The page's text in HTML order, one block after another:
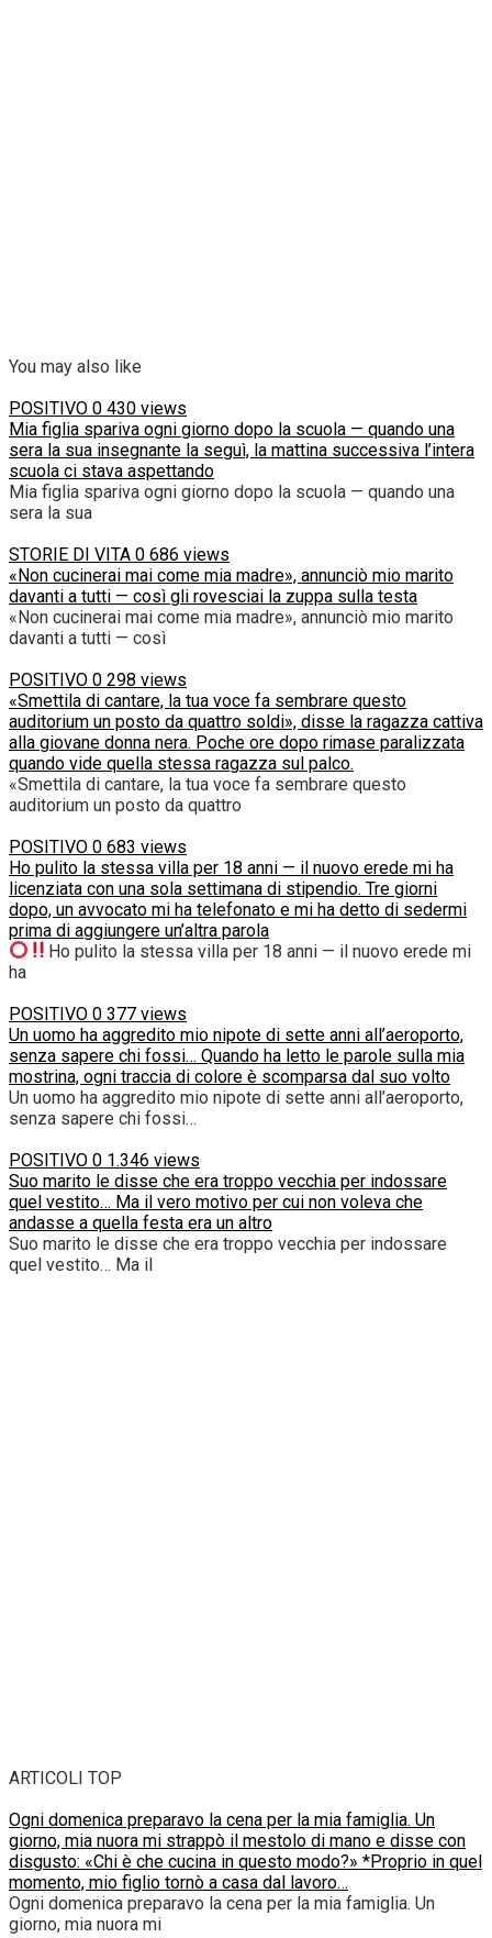
You may also like
POSITIVO 0 430 views
Mia figlia spariva ogni giorno dopo la scuola — quando una
sera la sua insegnante la seguì, la mattina successiva l’intera
scuola ci stava aspettando
Mia figlia spariva ogni giorno dopo la scuola — quando una
sera la sua
STORIE DI VITA 0 686 views
«Non cucinerai mai come mia madre», annunciò mio marito
davanti a tutti — così gli rovesciai la zuppa sulla testa
«Non cucinerai mai come mia madre», annunciò mio marito
davanti a tutti — così
POSITIVO 0 298 views
«Smettila di cantare, la tua voce fa sembrare questo
auditorium un posto da quattro soldi», disse la ragazza cattiva
alla giovane donna nera. Poche ore dopo rimase paralizzata
quando vide quella stessa ragazza sul palco.
«Smettila di cantare, la tua voce fa sembrare questo
auditorium un posto da quattro
POSITIVO 0 683 views
Ho pulito la stessa villa per 18 anni — il nuovo erede mi ha
licenziata con una sola settimana di stipendio. Tre giorni
dopo, un avvocato mi ha telefonato e mi ha detto di sedermi
prima di aggiungere un’altra parola
Ho pulito la stessa villa per 18 anni — il nuovo erede mi
ha
POSITIVO 0 377 views
Un uomo ha aggredito mio nipote di sette anni all’aeroporto,
senza sapere chi fossi… Quando ha letto le parole sulla mia
mostrina, ogni traccia di colore è scomparsa dal suo volto
Un uomo ha aggredito mio nipote di sette anni all’aeroporto,
senza sapere chi fossi…
POSITIVO 0 1.346 views
Suo marito le disse che era troppo vecchia per indossare
quel vestito… Ma il vero motivo per cui non voleva che
andasse a quella festa era un altro
Suo marito le disse che era troppo vecchia per indossare
quel vestito… Ma il
ARTICOLI TOP
Ogni domenica preparavo la cena per la mia famiglia. Un
giorno, mia nuora mi strappò il mestolo di mano e disse con
disgusto: «Chi è che cucina in questo modo?» *Proprio in quel
momento, mio figlio tornò a casa dal lavoro…
Ogni domenica preparavo la cena per la mia famiglia. Un
giorno, mia nuora mi